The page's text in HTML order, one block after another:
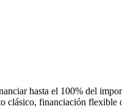
hasta el 100% del
clásico, financiación flexible